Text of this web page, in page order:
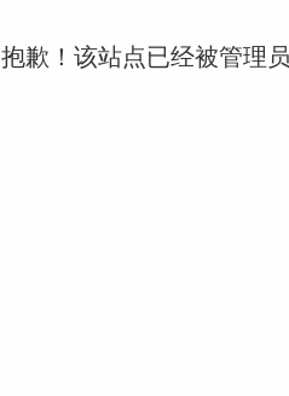
抱歉！该站点已经被管理